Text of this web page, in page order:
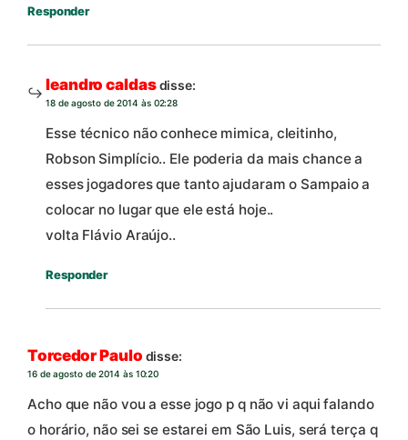
Responder
leandro caldasdisse:
18 de agosto de 2014 às 02:28
Esse técnico não conhece mimica, cleitinho,
Robson Simplício.. Ele poderia da mais chance a
esses jogadores que tanto ajudaram o Sampaio a
colocar no lugar que ele está hoje..
volta Flávio Araújo..
Responder
Torcedor Paulo disse:
16 de agosto de 2014 às 10:20
Acho que não vou a esse jogo p q não vi aqui falando
o horário, não sei se estarei em São Luis, será terça q